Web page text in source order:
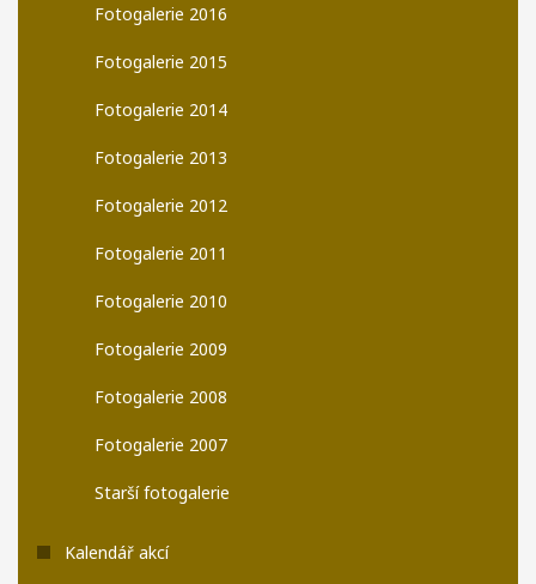
Fotogalerie 2016
Fotogalerie 2015
Fotogalerie 2014
Fotogalerie 2013
Fotogalerie 2012
Fotogalerie 2011
Fotogalerie 2010
Fotogalerie 2009
Fotogalerie 2008
Fotogalerie 2007
Starší fotogalerie
Kalendář akcí